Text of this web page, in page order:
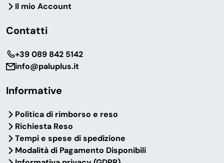
Il mio Account
Contatti
‎+39 089 842 5142
info@paluplus.it
Informative
Politica di rimborso e reso
Richiesta Reso
Tempi e spese di spedizione
Modalità di Pagamento Disponibili